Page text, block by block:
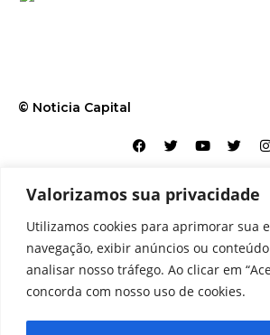
Valorizamos sua privacidade
Utilizamos cookies para aprimorar sua
navegação, exibir anúncios ou
analisar nosso tráfego. Ao clicar em
concorda com nosso uso de cookies.
© Noticia Capital
Contato Home Aviso legal
Equipe Perfil Política de cookies